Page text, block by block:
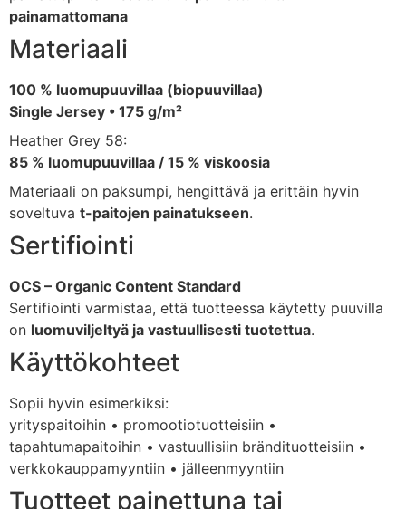
painamattomana
Materiaali
100 % luomupuuvillaa (biopuuvillaa)
Single Jersey • 175 g/m²
Heather Grey 58:
85 % luomupuuvillaa / 15 % viskoosia
Materiaali on paksumpi, hengittävä ja erittäin hyvin
soveltuva t-paitojen painatukseen.
Sertifiointi
OCS – Organic Content Standard
Sertifiointi varmistaa, että tuotteessa käytetty puuvilla
on luomuviljeltyä ja vastuullisesti tuotettua.
Käyttökohteet
Sopii hyvin esimerkiksi:
yrityspaitoihin • promootiotuotteisiin •
tapahtumapaitoihin • vastuullisiin brändituotteisiin •
verkkokauppamyyntiin • jälleenmyyntiin
Tuotteet painettuna tai